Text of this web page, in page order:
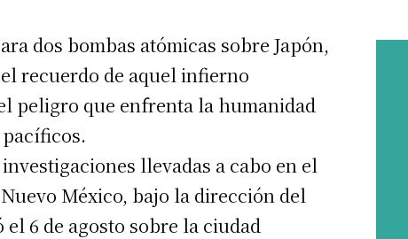
dos bombas atómicas sobre Japón,
recuerdo de aquel infierno
peligro que enfrenta la humanidad
llevadas a cabo en el
México, bajo la dirección del
6 de agosto sobre la ciudad